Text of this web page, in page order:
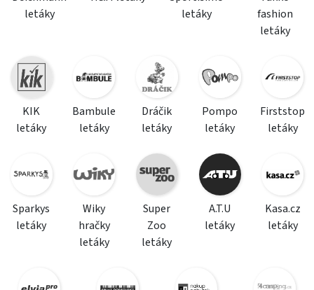
letáky
letáky
fashion
letáky
KIK
letáky
Bambule
letáky
Dráčik
letáky
Pompo
letáky
Firststop
letáky
Sparkys
letáky
Wiky
hračky
letáky
Super
Zoo
letáky
A.T.U
letáky
Kasa.cz
letáky